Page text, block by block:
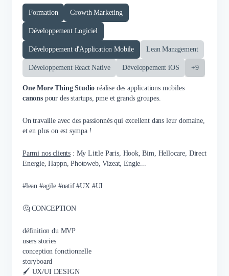
Formation Growth Marketing
Développement Logiciel
Développement d'Application Mobile Lean Management
Développement React Native Développement iOS +9
One More Thing Studio réalise des applications mobiles
canonspour des startups, pme et grands groupes.
On travaille avec des passionnés qui excellent dans leur domaine,
et en plus on est sympa !
Parmi nos clients : My Little Paris, Hook, Bim, Hellocare, Direct
Energie, Happn, Photoweb, Vizeat, Engie...
#lean #agile #natif #UX #UI
🤔 CONCEPTION
définition du MVP
users stories
conception fonctionnelle
storyboard
🖌️ UX/UI DESIGN